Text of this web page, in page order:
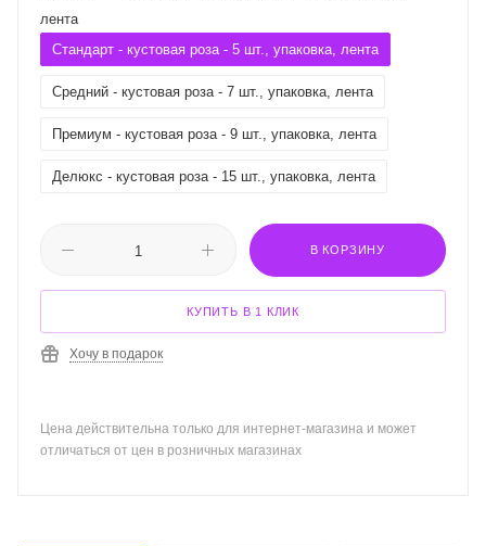
лента
Стандарт - кустовая роза - 5 шт., упаковка, лента
Средний - кустовая роза - 7 шт., упаковка, лента
Премиум - кустовая роза - 9 шт., упаковка, лента
Делюкс - кустовая роза - 15 шт., упаковка, лента
В КОРЗИНУ
КУПИТЬ В 1 КЛИК
Хочу в подарок
Цена действительна только для интернет-магазина и может
отличаться от цен в розничных магазинах